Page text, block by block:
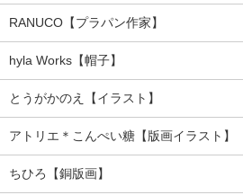
RANUCO【プラパン作家】
hyla Works【帽子】
とうがかのえ【イラスト】
アトリエ＊こんぺい糖【版画イラスト】
ちひろ【銅版画】